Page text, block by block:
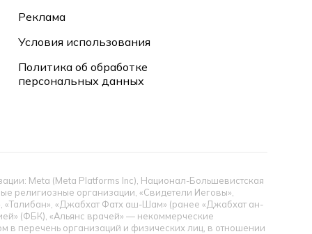
Реклама
Условия использования
Политика об обработке
персональных данных
Meta (Meta Platforms Inc), Национал-Большевистская
религиозные организации, «Свидетели Иеговы»,
«Талибан», «Джабхат Фатх аш-Шам» (ранее «Джабхат ан-
(ФБК), «Альянс врачей» — некоммерческие
перечень организаций и физических лиц, в отношении